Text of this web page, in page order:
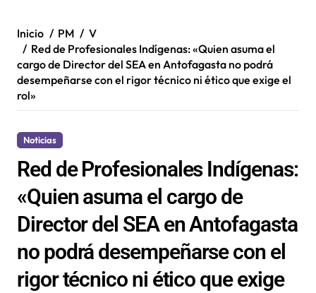
Inicio PM
V
Red de Profesionales Indígenas: «Quien asuma el
cargo de Director del SEA en Antofagasta no podrá
desempeñarse con el rigor técnico ni ético que exige el
rol»
Noticias
Red de Profesionales Indígenas:
«Quien asuma el cargo de
Director del SEA en Antofagasta
no podrá desempeñarse con el
rigor técnico ni ético que exige